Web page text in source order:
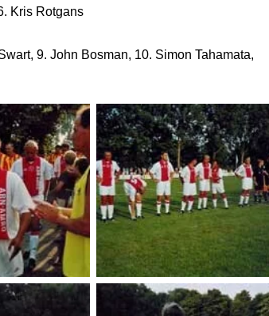
Kris Rotgans
9. John Bosman, 10. Simon Tahamata,